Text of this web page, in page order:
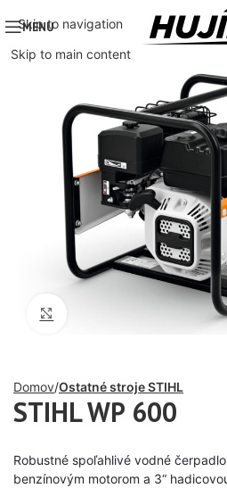
Skip to navigation
Skip to main content
MENU
Domov Ostatné stroje STIHL
STIHL WP 600
Robustné spoľahlivé vodné
benzínovým motorom a 3“